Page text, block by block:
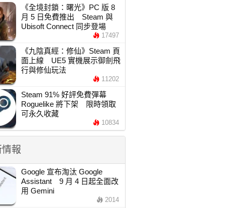
《全境封鎖：曙光》PC 版 8
月 5 日免費推出 Steam 與
Ubisoft Connect 同步登場
17497
《九陰真經：修仙》Steam 頁
面上線 UE5 實機展示御劍飛
行與修仙玩法
11202
Steam 91% 好評免費彈幕
Roguelike 將下架 限時領取
可永久收藏
10834
報
Google 宣布淘汰 Google
Assistant 9 月 4 日起全面改
用 Gemini
2014